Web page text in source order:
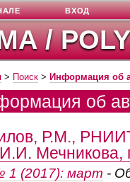
/
ВХОД
> Поиск > Информация об
об
Р.М.,
Мечникова,
1 (2017): март -